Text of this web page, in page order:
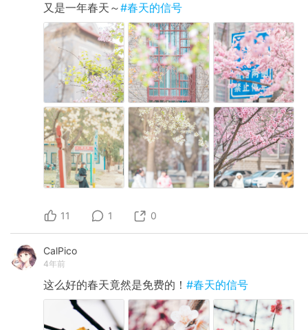
又是一年春天～#春天的信号
11 1 0
CalPico
4年前
这么好的春天竟然是免费的！ #春天的信号